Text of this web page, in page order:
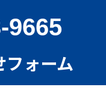
9665
フォーム